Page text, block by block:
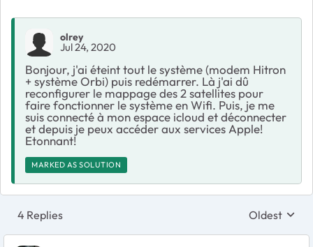
olrey
Jul 24, 2020
Bonjour, j'ai éteint tout le système (modem Hitron
+ système Orbi) puis redémarrer. Là j'ai dû
reconfigurer le mappage des 2 satellites pour
faire fonctionner le système en Wifi. Puis, je me
suis connecté à mon espace icloud et déconnecter
et depuis je peux accéder aux services Apple!
Etonnant!
MARKED AS SOLUTION
4 Replies Replies
Oldest